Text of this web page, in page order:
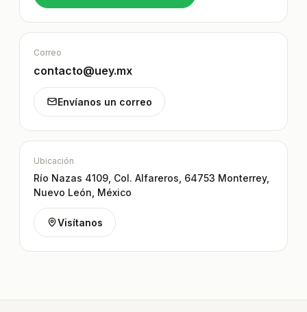
Correo
contacto@uey.mx
Envíanos un correo
Ubicación
Río Nazas 4109, Col. Alfareros, 64753 Monterrey,
Nuevo León, México
Visítanos